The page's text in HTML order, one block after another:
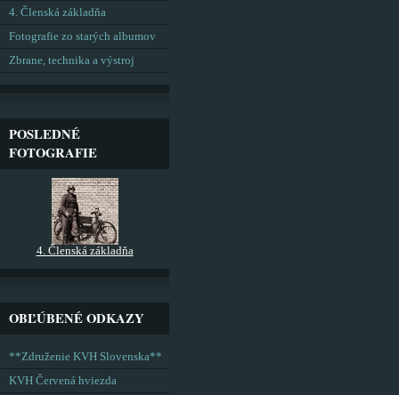
4. Členská základňa
Fotografie zo starých albumov
Zbrane, technika a výstroj
POSLEDNÉ
FOTOGRAFIE
4. Členská základňa
OBĽÚBENÉ ODKAZY
**Združenie KVH Slovenska**
KVH Červená hviezda